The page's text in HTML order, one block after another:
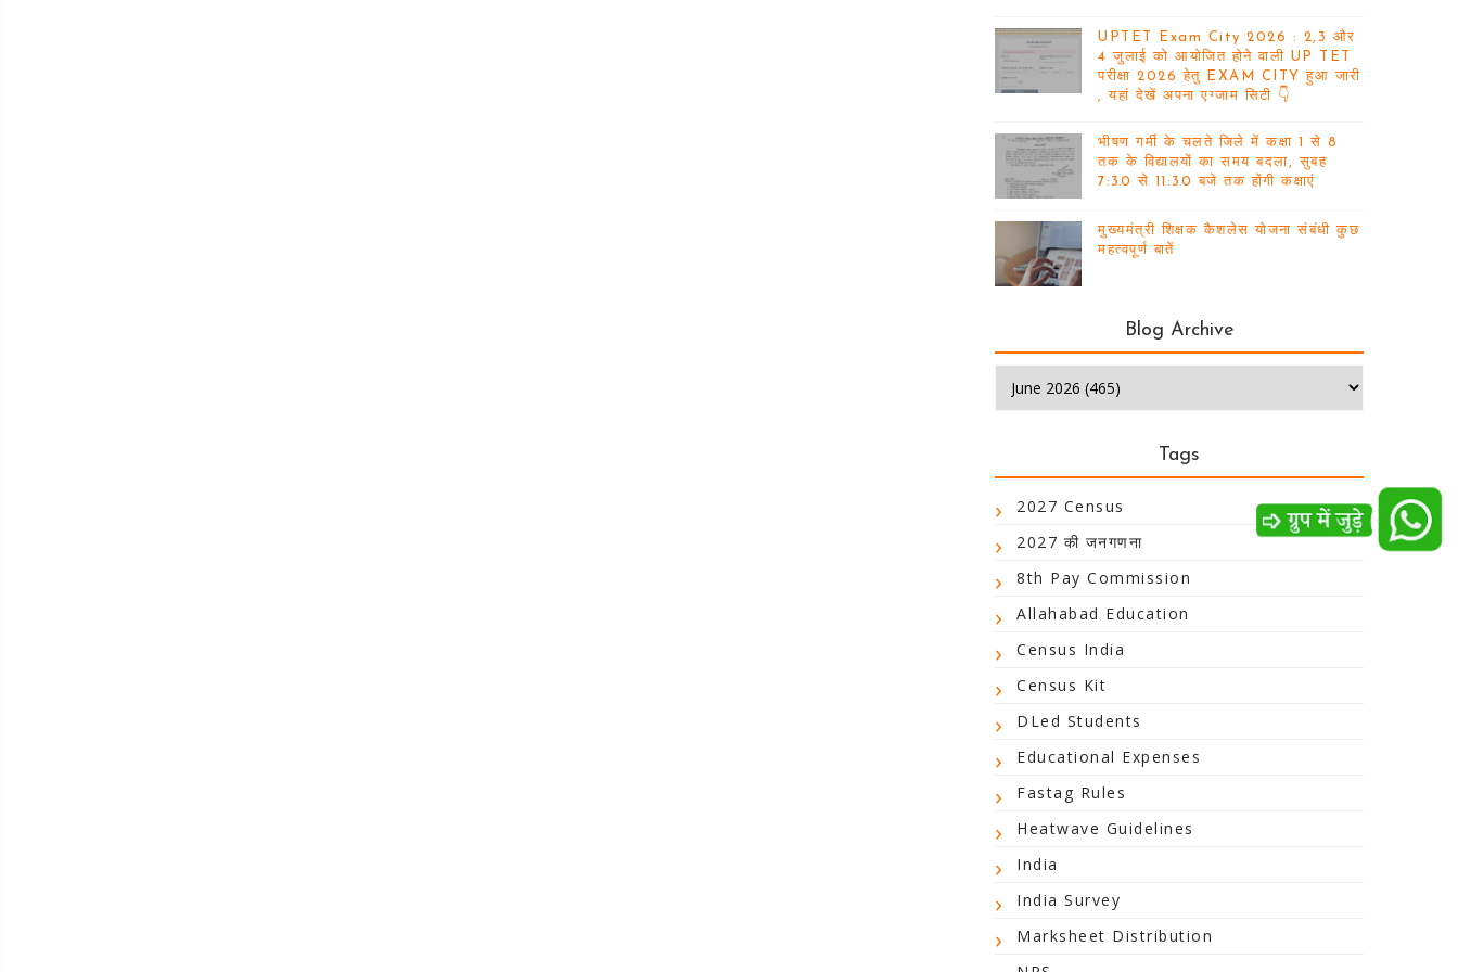
UPTET Exam City 2026 : 2,3 और
4 जुलाई को आयोजित होने वाली UP TET
परीक्षा 2026 हेतु EXAM CITY हुआ जारी
, यहां देखें अपना एग्जाम सिटी 👇
भीषण गर्मी के चलते जिले में कक्षा 1 से 8
तक के विद्यालयों का समय बदला, सुबह
7:30 से 11:30 बजे तक होंगी कक्षाएं
मुख्यमंत्री शिक्षक कैशलेस योजना संबंधी कुछ
महत्वपूर्ण बातें
Blog Archive
Tags
2027 Census
2027 की जनगणना
8th Pay Commission
Allahabad Education
Census India
Census Kit
DLed Students
Educational Expenses
Fastag Rules
Heatwave Guidelines
India
India Survey
Marksheet Distribution